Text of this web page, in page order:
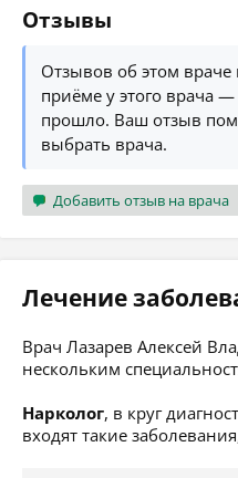
Отзывы
Отзывов об этом
приёме у этого врача —
прошло. Ваш отзыв
выбрать врача.
Добавить отзыв на врача
Лечение
Врач Лазарев Алексей
нескольким
Нарколог, в круг
входят такие